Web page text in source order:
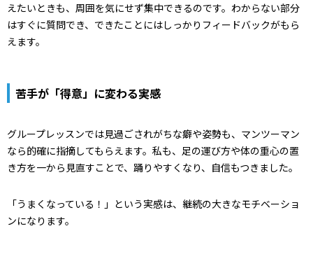
えたいときも、周囲を気にせず集中できるのです。わからない部分
はすぐに質問でき、できたことにはしっかりフィードバックがもら
えます。
苦手が「得意」に変わる実感
グループレッスンでは見過ごされがちな癖や姿勢も、マンツーマン
なら的確に指摘してもらえます。私も、足の運び方や体の重心の置
き方を一から見直すことで、踊りやすくなり、自信もつきました。
「うまくなっている！」という実感は、継続の大きなモチベーショ
ンになります。